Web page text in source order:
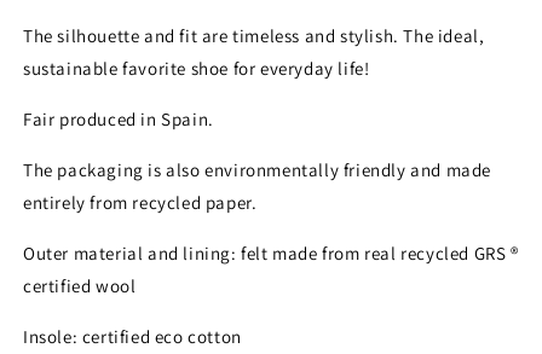
The silhouette and fit are timeless and stylish. The ideal,
sustainable favorite shoe for everyday life!
Fair produced in Spain.
The packaging is also environmentally friendly and made
entirely from recycled paper.
Outer material and lining: felt made from real recycled GRS ®
certified wool
Insole: certified eco cotton